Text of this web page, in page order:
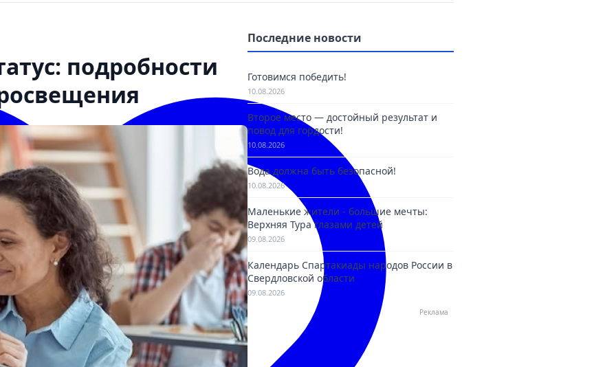
подробности
Последние новости
Готовимся победить!
10.08.2026
Второе место — достойный результат и
повод для гордости!
10.08.2026
Вода должна быть безопасной!
10.08.2026
Маленькие жители - большие мечты:
Верхняя Тура глазами детей
09.08.2026
Календарь Спартакиады народов России в
Свердловской области
09.08.2026
Реклама